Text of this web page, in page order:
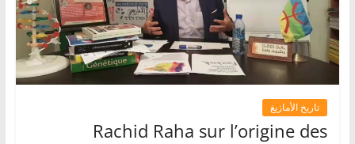
تاريخ الأمازيغ
Rachid Raha sur l’origine des